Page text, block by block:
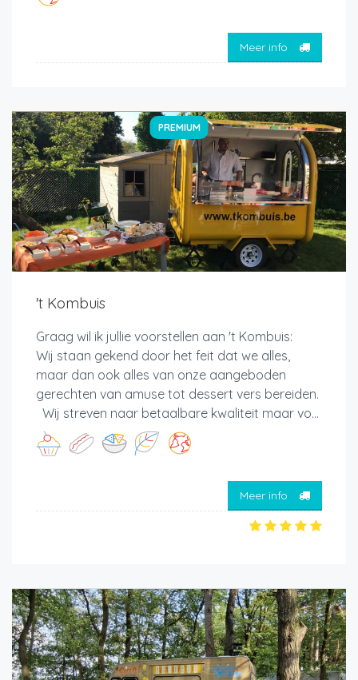
Meer info
PREMIUM
't Kombuis
Graag wil ik jullie voorstellen aan 't Kombuis:
Wij staan gekend door het feit dat we alles,
maar dan ook alles van onze aangeboden
gerechten van amuse tot dessert vers bereiden.
Wij streven naar betaalbare kwaliteit maar vo...
Meer info